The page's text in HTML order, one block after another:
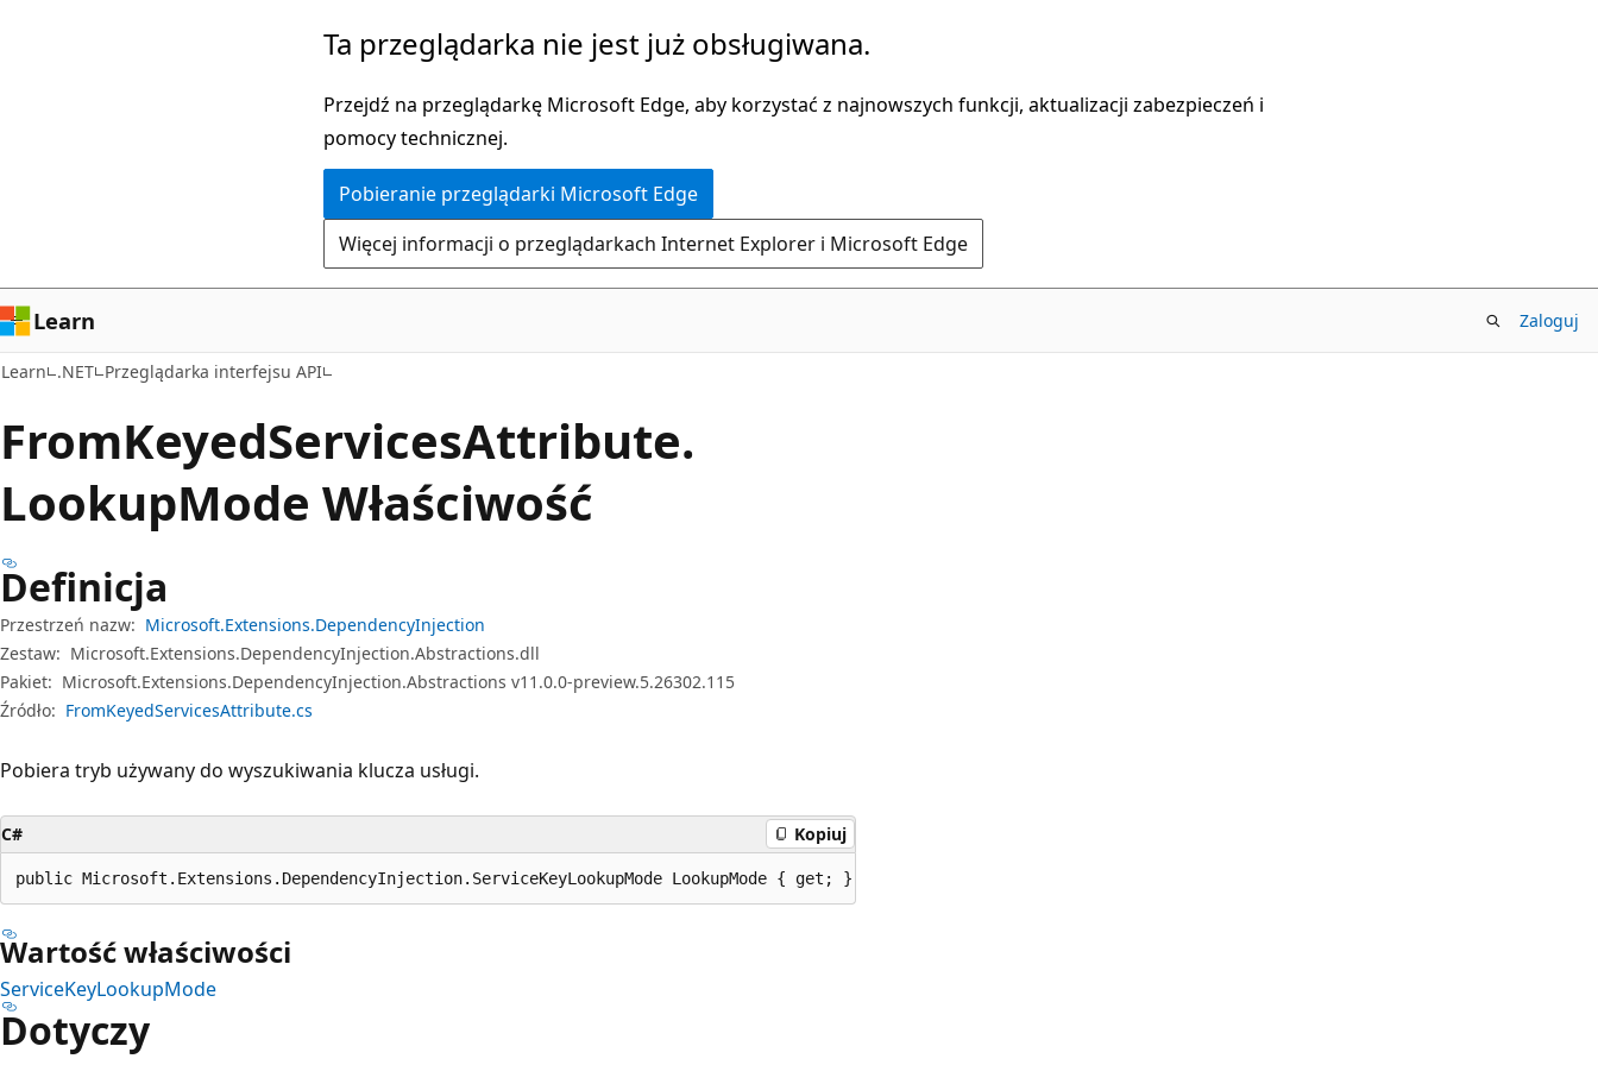
Ta przeglądarka nie jest już obsługiwana.
Przejdź na przeglądarkę Microsoft Edge, aby korzystać z najnowszych funkcji, aktualizacji zabezpieczeń i
pomocy technicznej.
Pobieranie przeglądarki Microsoft Edge
Więcej informacji o przeglądarkach Internet Explorer i Microsoft Edge
Learn Zaloguj
Learn .NET Przeglądarka interfejsu API
FromKeyedServicesAttribute.
LookupMode Właściwość
Definicja
Przestrzeń nazw: Microsoft.Extensions.DependencyInjection
Zestaw: Microsoft.Extensions.DependencyInjection.Abstractions.dll
Pakiet: Microsoft.Extensions.DependencyInjection.Abstractions v11.0.0-preview.5.26302.115
Źródło: FromKeyedServicesAttribute.cs
Pobiera tryb używany do wyszukiwania klucza usługi.
C# Kopiuj
public Microsoft.Extensions.DependencyInjection.ServiceKeyLookupMode LookupMode { get; }
Wartość właściwości
ServiceKeyLookupMode
Dotyczy